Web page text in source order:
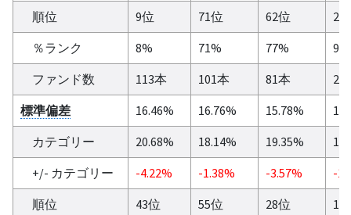
順位
9位 71位 62位
26
％ランク
8% 71% 77%
ファンド数
113本 101本 81本
29
標準偏差
16.46% 16.76% 15.78%
カテゴリー
20.68% 18.14% 19.35%
+/- カテゴリー
-4.22% -1.38% -3.57%
-
順位
43位 55位 28位
12